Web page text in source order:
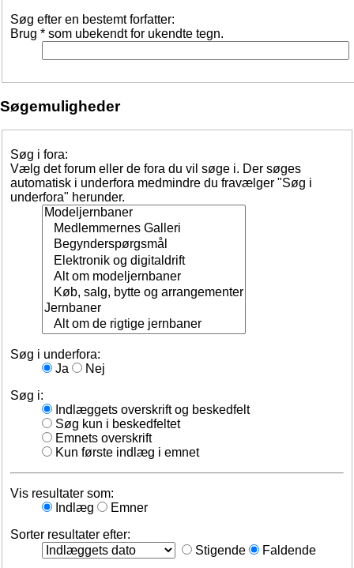
Søg efter en bestemt forfatter:
Brug * som ubekendt for ukendte tegn.
Søgemuligheder
Søg i fora:
Vælg det forum eller de fora du vil søge i. Der søges
automatisk i underfora medmindre du fravælger "Søg i
underfora" herunder.
Søg i underfora:
Ja
Nej
Søg i:
Indlæggets overskrift og beskedfelt
Søg kun i beskedfeltet
Emnets overskrift
Kun første indlæg i emnet
Vis resultater som:
Indlæg
Emner
Sorter resultater efter:
Stigende
Faldende